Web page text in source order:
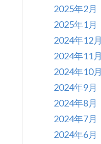
2025年2月
2025年1月
2024年12月
2024年11月
2024年10月
2024年9月
2024年8月
2024年7月
2024年6月